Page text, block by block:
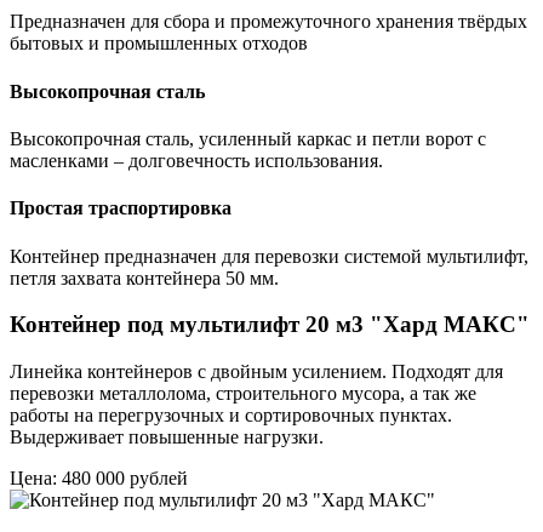
Предназначен для сбора и промежуточного хранения твёрдых
бытовых и промышленных отходов
Высокопрочная сталь
Высокопрочная сталь, усиленный каркас и петли ворот с
масленками – долговечность использования.
Простая траспортировка
Контейнер предназначен для перевозки системой мультилифт,
петля захвата контейнера 50 мм.
Контейнер под мультилифт 20 м3 "Хард МАКС"
Линейка контейнеров с двойным усилением. Подходят для
перевозки металлолома, строительного мусора, а так же
работы на перегрузочных и сортировочных пунктах.
Выдерживает повышенные нагрузки.
Цена: 480 000 рублей